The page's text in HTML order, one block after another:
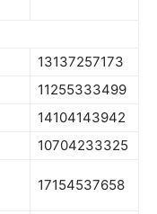
13137257173
11255333499
14104143942
10704233325
17154537658